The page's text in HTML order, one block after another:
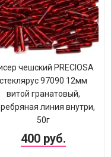
чешский PRECIOSA
стеклярус 97090 12мм
витой гранатовый,
линия внутри,
50г
400 руб.